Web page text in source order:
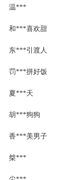
温***
和***喜欢甜
东***引渡人
罚***拼好饭
夏***天
胡***狗狗
香***美男子
桀***